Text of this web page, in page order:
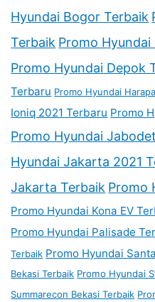
Hyundai Bogor Terbaik
Terbaik Promo
Promo Hyundai Depok
Terbaru Promo Hyundai
Ioniq 2021 Terbaru Promo
Promo Hyundai
Hyundai Jakarta 2021
Jakarta Terbaik Promo
Promo Hyundai Kona EV
Promo Hyundai Palisade
Terbaik Promo Hyundai
Bekasi Terbaik Promo Hyundai
Summarecon Bekasi Terbaik